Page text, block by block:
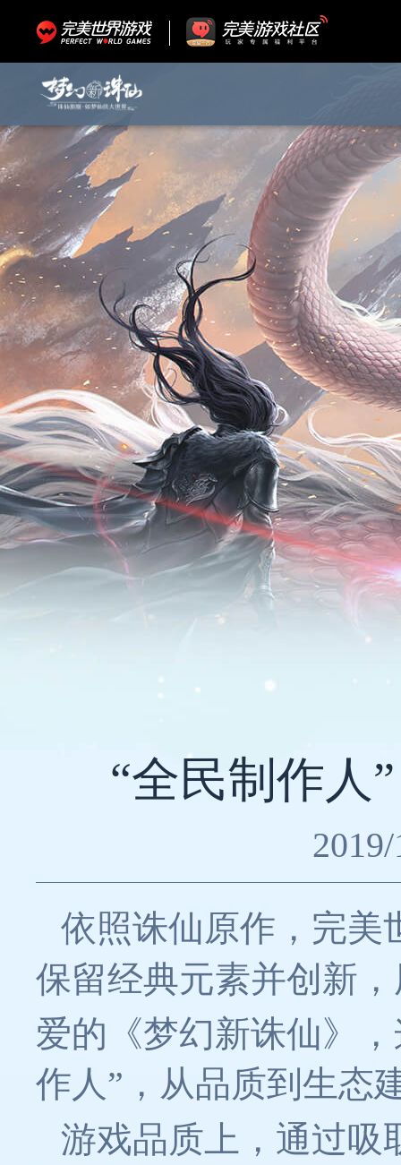
“全民制作人
依照诛仙原作，完美
保留经典元素并创新，
爱的《梦幻新诛仙》，
作人”，从品质到生态
游戏品质上，通过吸